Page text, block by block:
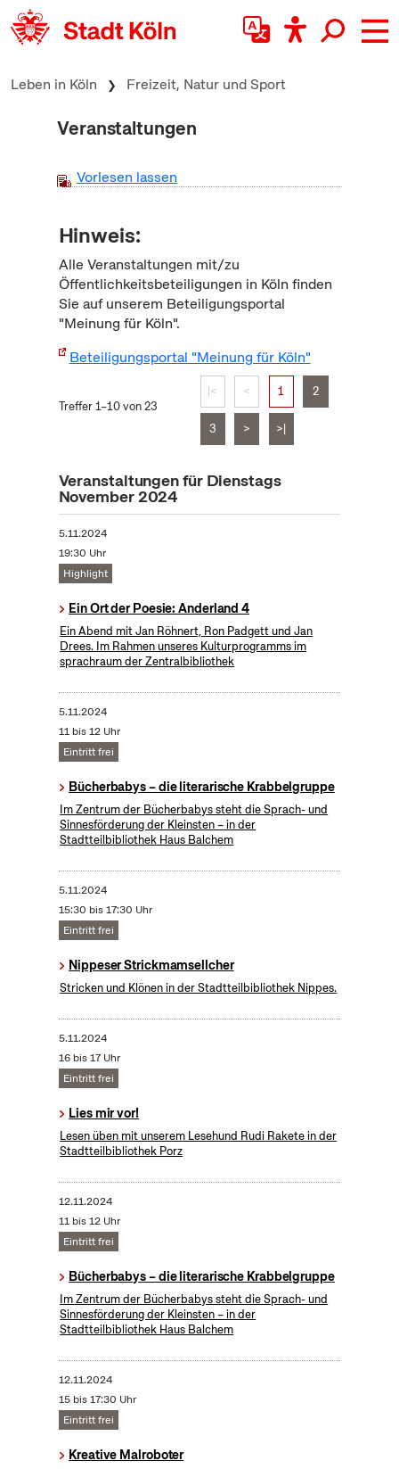
zum Inhalt springen
Leben in Köln Freizeit, Natur und Sport
Veranstaltungen
Vorlesen lassen
Hinweis:
Alle Veranstaltungen mit/zu
Öffentlichkeitsbeteiligungen in Köln finden
Sie auf unserem Beteiligungsportal
"Meinung für Köln".
Beteiligungsportal "Meinung für Köln"
Treffer 1–10 von 23
|< < 1 2
3 > >|
Veranstaltungen für Dienstags
November 2024
5.11.2024
19:30 Uhr
Highlight
Ein Ort der Poesie: Anderland 4
Ein Abend mit Jan Röhnert, Ron Padgett und Jan
Drees. Im Rahmen unseres Kulturprogramms im
sprachraum der Zentralbibliothek
5.11.2024
11 bis 12 Uhr
Eintritt frei
Bücherbabys – die literarische Krabbelgruppe
Im Zentrum der Bücherbabys steht die Sprach- und
Sinnesförderung der Kleinsten – in der
Stadtteilbibliothek Haus Balchem
5.11.2024
15:30 bis 17:30 Uhr
Eintritt frei
Nippeser Strickmamsellcher
Stricken und Klönen in der Stadtteilbibliothek Nippes.
5.11.2024
16 bis 17 Uhr
Eintritt frei
Lies mir vor!
Lesen üben mit unserem Lesehund Rudi Rakete in der
Stadtteilbibliothek Porz
12.11.2024
11 bis 12 Uhr
Eintritt frei
Bücherbabys – die literarische Krabbelgruppe
Im Zentrum der Bücherbabys steht die Sprach- und
Sinnesförderung der Kleinsten – in der
Stadtteilbibliothek Haus Balchem
12.11.2024
15 bis 17:30 Uhr
Eintritt frei
Kreative Malroboter